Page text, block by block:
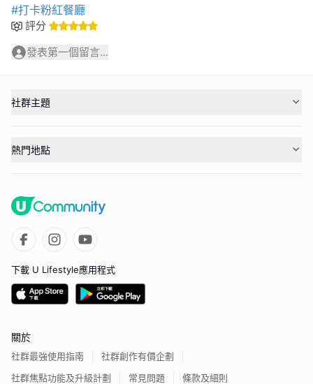
#打卡粉紅餐廳
評分
發表第一個留言...
社群主題
熱門地點
下載 U Lifestyle應用程式
關於
社群最強使用指南
社群創作有價企劃
社群焦點功能及升級計劃
常見問題 條款及細則